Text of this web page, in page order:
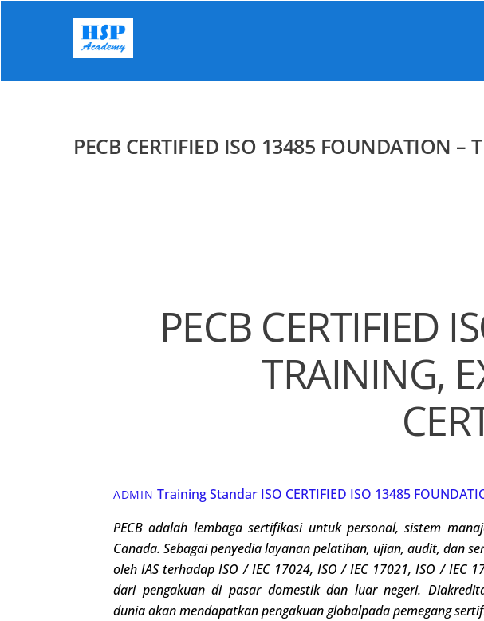
PECB CERTIFIED ISO 13485 FOUNDATION –
PECB CERTIFIED
TRAINING,
ADMIN Training Standar ISO CERTIFIED ISO 13485
PECB adalah lembaga sertifikasi untuk personal, sistem
Canada. Sebagai penyedia layanan pelatihan, ujian, audit, dan
oleh IAS terhadap ISO / IEC 17024, ISO / IEC 17021, ISO / IEC
dari pengakuan di pasar domestik dan luar negeri.
duniaakanmendapatkanpengakuan globalpada pemegang